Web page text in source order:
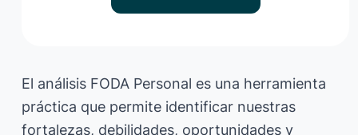
El análisis FODA Personal es una herramienta
práctica que permite identificar nuestras
fortalezas, debilidades, oportunidades y